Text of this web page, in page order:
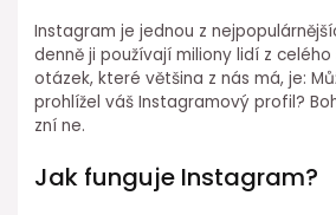
Instagram je jednou z
denně ji používají miliony lidí z
otázek, které většina z nás má, je:
prohlížel váš Instagramový profil?
zní ne.
Jak funguje Instagram?